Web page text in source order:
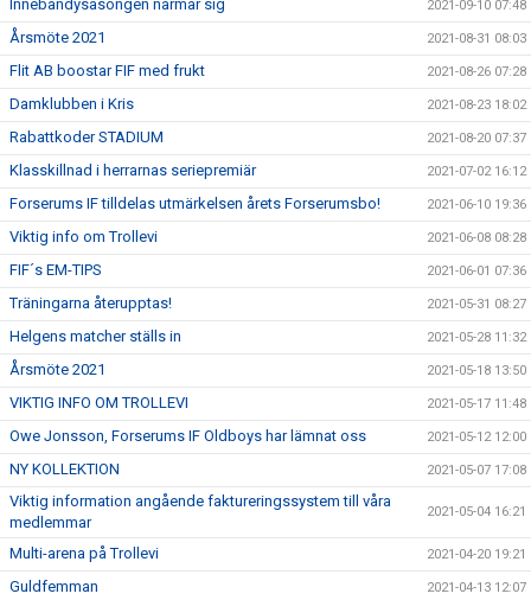
Innebandysäsongen närmar sig 2021-09-10 07:48
Årsmöte 2021 2021-08-31 08:03
Flit AB boostar FIF med frukt 2021-08-26 07:28
Damklubben i Kris 2021-08-23 18:02
Rabattkoder STADIUM 2021-08-20 07:37
Klasskillnad i herrarnas seriepremiär 2021-07-02 16:12
Forserums IF tilldelas utmärkelsen årets Forserumsbo! 2021-06-10 19:36
Viktig info om Trollevi 2021-06-08 08:28
FIF´s EM-TIPS 2021-06-01 07:36
Träningarna återupptas! 2021-05-31 08:27
Helgens matcher ställs in 2021-05-28 11:32
Årsmöte 2021 2021-05-18 13:50
VIKTIG INFO OM TROLLEVI 2021-05-17 11:48
Owe Jonsson, Forserums IF Oldboys har lämnat oss 2021-05-12 12:00
NY KOLLEKTION 2021-05-07 17:08
Viktig information angående faktureringssystem till våra
medlemmar
2021-05-04 16:21
Multi-arena på Trollevi 2021-04-20 19:21
Guldfemman 2021-04-13 12:07